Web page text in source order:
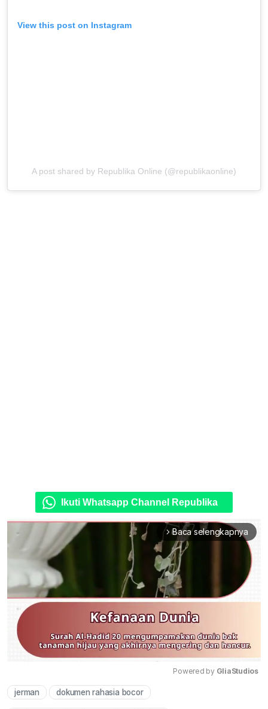
View this post on Instagram
A post shared by Republika Online (@republikaonline)
Ikuti Whatsapp Channel Republika
arrow_forward_ios Baca selengkapnya
Powered by GliaStudios
jerman dokumen rahasia bocor